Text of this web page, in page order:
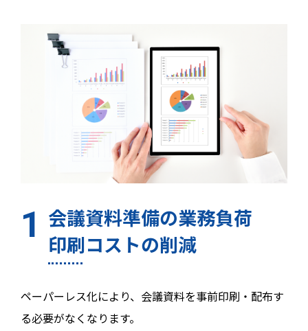
会議資料準備の業務負荷
印刷コストの削減
ペーパーレス化により、会議資料を事前印刷・配布す
る必要がなくなります。